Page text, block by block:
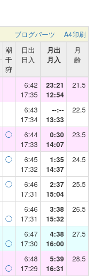
ブログパーツ
A4印刷
潮
干
狩
日出
日入
月出
月入
月
齢
6:42
17:35
23:21
12:54
21.5
6:43
17:34
--:--
13:33
22.5
◯
6:44
17:33
0:30
14:07
23.5
◯
6:45
17:32
1:35
14:37
24.5
◯
6:46
17:31
2:37
15:04
25.5
◯
6:46
17:31
3:38
15:32
26.5
◯
6:47
17:30
4:38
16:00
27.5
◯
6:48
17:29
5:39
16:31
28.5